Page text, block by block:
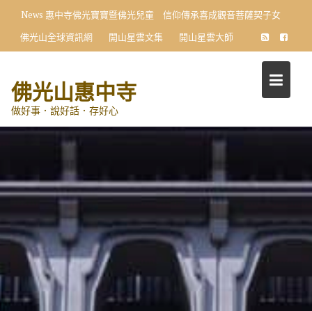
content
News 惠中寺佛光寶寶暨佛光兒童 信仰傳承喜成觀音菩薩契子女
佛光山全球資訊網
開山星雲文集 開山星雲大師
佛光山惠中寺
做好事．說好話．存好心